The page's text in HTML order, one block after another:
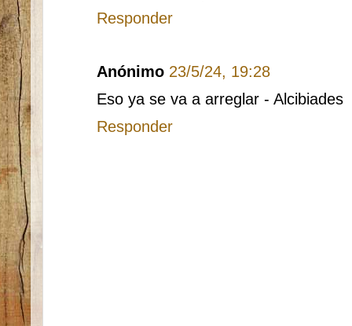
Responder
Anónimo 23/5/24, 19:28
Eso ya se va a arreglar - Alcibiades
Responder